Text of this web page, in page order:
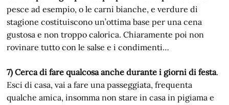
pesce ad esempio, o le carni bianche, e verdure di
stagione costituiscono un’ottima base per una cena
gustosa e non troppo calorica. Chiaramente poi non
rovinare tutto con le salse e i condimenti…
7) Cerca di fare qualcosa anche durante i giorni di festa.
Esci di casa, vai a fare una passeggiata, frequenta
qualche amica, insomma non stare in casa in pigiama e